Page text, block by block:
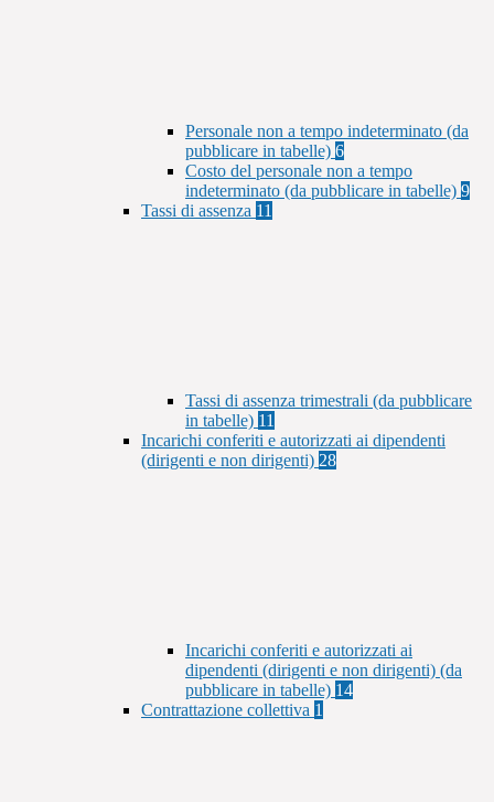
Personale non a tempo indeterminato (da
pubblicare in tabelle) 6
Costo del personale non a tempo
indeterminato (da pubblicare in tabelle) 9
Tassi di assenza 11
Tassi di assenza trimestrali (da pubblicare
in tabelle) 11
Incarichi conferiti e autorizzati ai dipendenti
(dirigenti e non dirigenti) 28
Incarichi conferiti e autorizzati ai
dipendenti (dirigenti e non dirigenti) (da
pubblicare in tabelle) 14
Contrattazione collettiva 1